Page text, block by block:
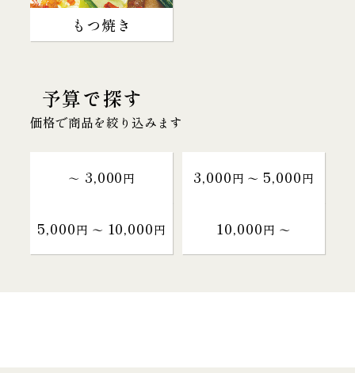
もつ焼き
予算で探す
価格で商品を絞り込みます
～ 3,000円 3,000円 〜 5,000円
5,000円 〜 10,000円 10,000円 〜